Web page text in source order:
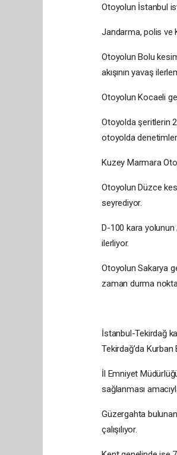
Otoyolun İstanbul
Jandarma, polis ve
Otoyolun Bolu
akışının yavaş
Otoyolun Kocaeli
Otoyolda şeritlerin
otoyolda
Kuzey Marmara
Otoyolun Düzce
seyrediyor.
D-100 kara yolunun
ilerliyor.
Otoyolun Sakarya
zaman durma
İstanbul-Tekirdağ
Tekirdağ’da
İl Emniyet
sağlanması
Güzergahta
çalışılıyor.